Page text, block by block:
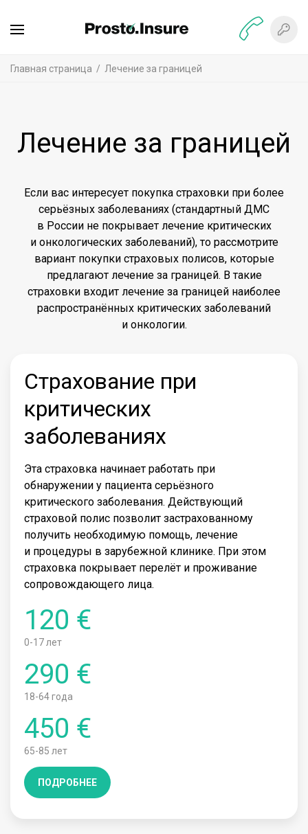
Главная страница Лечение за границей
Лечение за границей
Если вас интересует покупка страховки при более
серьёзных заболеваниях (стандартный ДМС
в России не покрывает лечение критических
и онкологических заболеваний), то рассмотрите
вариант покупки страховых полисов, которые
предлагают лечение за границей. В такие
страховки входит лечение за границей наиболее
распространённых критических заболеваний
и онкологии.
Страхование при
критических
заболеваниях
Эта страховка начинает работать при
обнаружении у пациента серьёзного
критического заболевания. Действующий
страховой полис позволит застрахованному
получить необходимую помощь, лечение
и процедуры в зарубежной клинике. При этом
страховка покрывает перелёт и проживание
сопровождающего лица.
120 €
0-17 лет
290 €
18-64 года
450 €
65-85 лет
ПОДРОБНЕЕ